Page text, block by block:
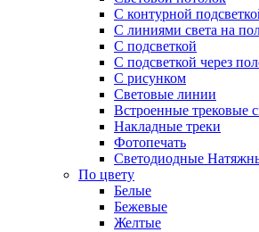
С контурной
С линиями света на
С подсветкой
С подсветкой через
С рисунком
Световые линии
Встроенные трековые
Накладные треки
Фотопечать
Светодиодные
По цвету
Белые
Бежевые
Желтые